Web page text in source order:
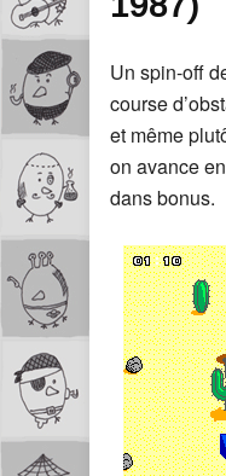
Un spin-off
course
et même
on avance
dans bonus.